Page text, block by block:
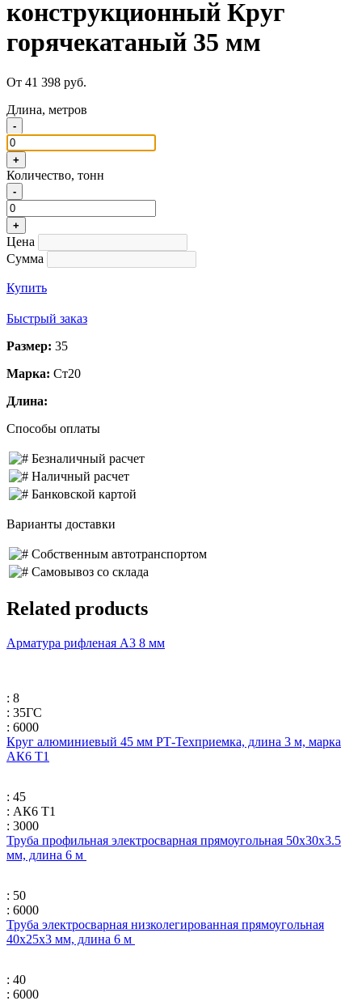
конструкционный Круг
горячекатаный 35 мм
От 41 398 руб.
Длина, метров
-
+
Количество, тонн
-
+
Цена
Сумма
Купить
Быстрый заказ
Размер: 35
Марка: Ст20
Длина:
Способы оплаты
Безналичный расчет
Наличный расчет
Банковской картой
Варианты доставки
Собственным автотранспортом
Самовывоз со склада
Related products
Арматура рифленая А3 8 мм
: 8
: 35ГС
: 6000
Круг алюминиевый 45 мм РТ-Техприемка, длина 3 м, марка
АК6 Т1
: 45
: АК6 Т1
: 3000
Труба профильная электросварная прямоугольная 50х30х3.5
мм, длина 6 м
: 50
: 6000
Труба электросварная низколегированная прямоугольная
40х25х3 мм, длина 6 м
: 40
: 6000